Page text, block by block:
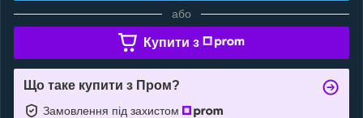
або
Купити з
Що таке купити з Пром?
Замовлення під захистом